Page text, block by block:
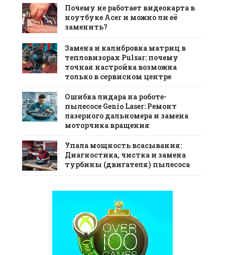
Почему не работает видеокарта в
ноутбуке Acer и можно ли её
заменить?
Замена и калибровка матриц в
тепловизорах Pulsar: почему
точная настройка возможна
только в сервисном центре
Ошибка лидара на роботе-
пылесосе Genio Laser: Ремонт
лазерного дальномера и замена
моторчика вращения
Упала мощность всасывания:
Диагностика, чистка и замена
турбины (двигателя) пылесоса